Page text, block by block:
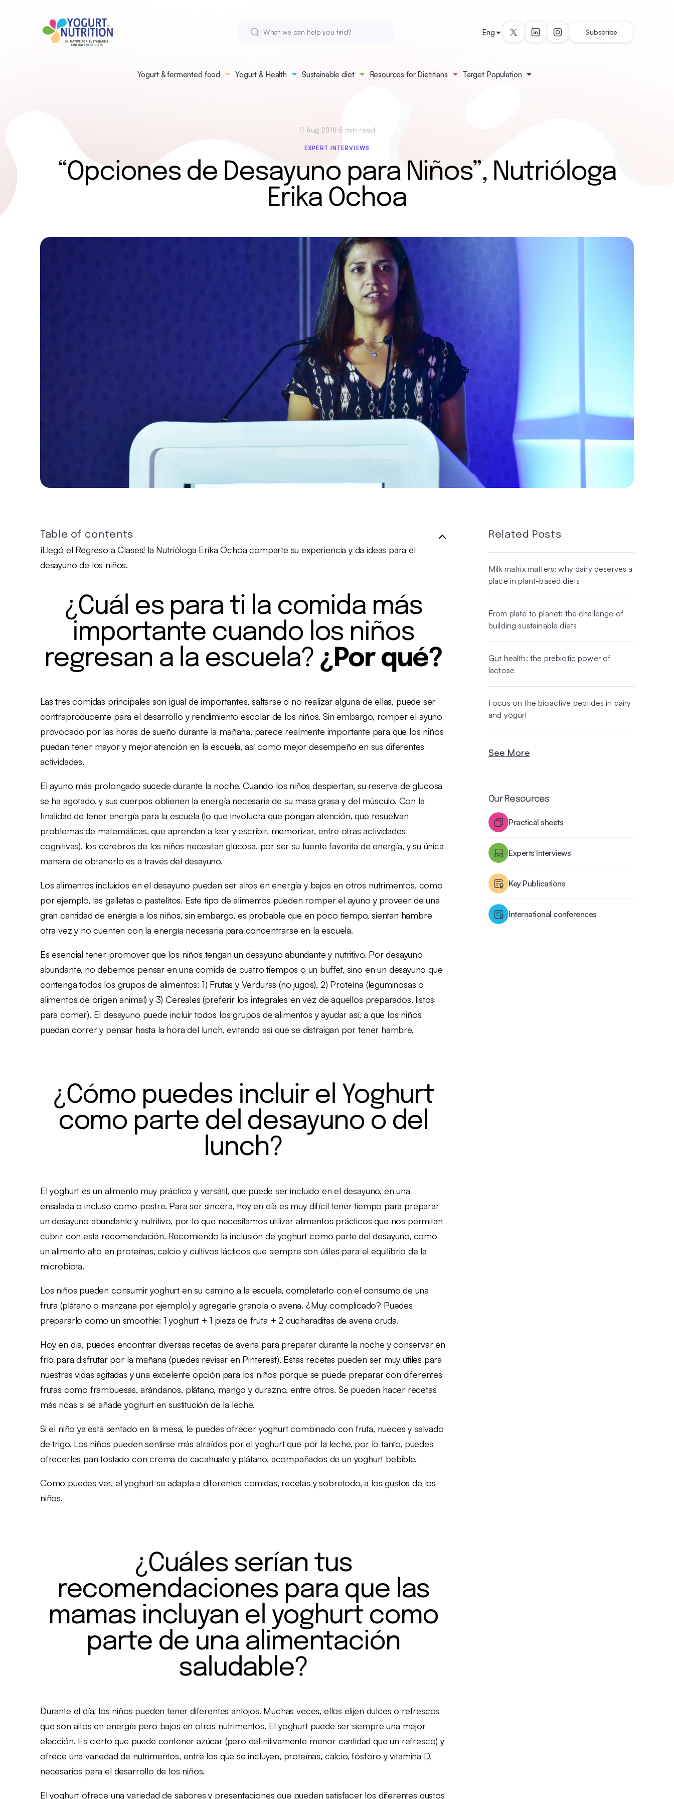
Yogurt & fermented food Yogurt & Health Sustainable diet Resources for Dietitians Target Population
Eng Subscribe
11 Aug 2016• 6 min read
EXPERT INTERVIEWS
“Opciones de Desayuno para Niños”, Nutrióloga
Erika Ochoa
Table of contents
¡Llegó el Regreso a Clases! la Nutrióloga Erika Ochoa comparte su experiencia y da ideas para el
desayuno de los niños.
¿Cuál es para ti la comida más
importante cuando los niños
regresan a la escuela? ¿Por qué?
Las tres comidas principales son igual de importantes, saltarse o no realizar alguna de ellas, puede ser
contraproducente para el desarrollo y rendimiento escolar de los niños. Sin embargo, romper el ayuno
provocado por las horas de sueño durante la mañana, parece realmente importante para que los niños
puedan tener mayor y mejor atención en la escuela, así como mejor desempeño en sus diferentes
actividades.
El ayuno más prolongado sucede durante la noche. Cuando los niños despiertan, su reserva de glucosa
se ha agotado, y sus cuerpos obtienen la energía necesaria de su masa grasa y del músculo. Con la
finalidad de tener energía para la escuela (lo que involucra que pongan atención, que resuelvan
problemas de matemáticas, que aprendan a leer y escribir, memorizar, entre otras actividades
cognitivas), los cerebros de los niños necesitan glucosa, por ser su fuente favorita de energía, y su única
manera de obtenerlo es a través del desayuno.
Los alimentos incluidos en el desayuno pueden ser altos en energía y bajos en otros nutrimentos, como
por ejemplo, las galletas o pastelitos. Este tipo de alimentos pueden romper el ayuno y proveer de una
gran cantidad de energía a los niños, sin embargo, es probable que en poco tiempo, sientan hambre
otra vez y no cuenten con la energía necesaria para concentrarse en la escuela.
Es esencial tener promover que los niños tengan un desayuno abundante y nutritivo. Por desayuno
abundante, no debemos pensar en una comida de cuatro tiempos o un buffet, sino en un desayuno que
contenga todos los grupos de alimentos: 1) Frutas y Verduras (no jugos), 2) Proteína (leguminosas o
alimentos de origen animal) y 3) Cereales (preferir los integrales en vez de aquellos preparados, listos
para comer). El desayuno puede incluir todos los grupos de alimentos y ayudar así, a que los niños
puedan correr y pensar hasta la hora del lunch, evitando así que se distraigan por tener hambre.
¿Cómo puedes incluir el Yoghurt
como parte del desayuno o del
lunch?
El yoghurt es un alimento muy práctico y versátil, que puede ser incluido en el desayuno, en una
ensalada o incluso como postre. Para ser sincera, hoy en día es muy difícil tener tiempo para preparar
un desayuno abundante y nutritivo, por lo que necesitamos utilizar alimentos prácticos que nos permitan
cubrir con esta recomendación. Recomiendo la inclusión de yoghurt como parte del desayuno, como
un alimento alto en proteínas, calcio y cultivos lácticos que siempre son útiles para el equilibrio de la
microbiota.
Los niños pueden consumir yoghurt en su camino a la escuela, completarlo con el consumo de una
fruta (plátano o manzana por ejemplo) y agregarle granola o avena. ¿Muy complicado? Puedes
prepararlo como un smoothie: 1 yoghurt + 1 pieza de fruta + 2 cucharaditas de avena cruda.
Hoy en día, puedes encontrar diversas recetas de avena para preparar durante la noche y conservar en
frío para disfrutar por la mañana (puedes revisar en Pinterest). Estas recetas pueden ser muy útiles para
nuestras vidas agitadas y una excelente opción para los niños porque se puede preparar con diferentes
frutas como frambuesas, arándanos, plátano, mango y durazno, entre otros. Se pueden hacer recetas
más ricas si se añade yoghurt en sustitución de la leche.
Si el niño ya está sentado en la mesa, le puedes ofrecer yoghurt combinado con fruta, nueces y salvado
de trigo. Los niños pueden sentirse más atraídos por el yoghurt que por la leche, por lo tanto, puedes
ofrecerles pan tostado con crema de cacahuate y plátano, acompañados de un yoghurt bebible.
Como puedes ver, el yoghurt se adapta a diferentes comidas, recetas y sobretodo, a los gustos de los
niños.
¿Cuáles serían tus
recomendaciones para que las
mamas incluyan el yoghurt como
parte de una alimentación
saludable?
Durante el día, los niños pueden tener diferentes antojos. Muchas veces, ellos elijen dulces o refrescos
que son altos en energía pero bajos en otros nutrimentos. El yoghurt puede ser siempre una mejor
elección. Es cierto que puede contener azúcar (pero definitivamente menor cantidad que un refresco) y
ofrece una variedad de nutrimentos, entre los que se incluyen, proteínas, calcio, fósforo y vitamina D,
necesarios para el desarrollo de los niños.
El yoghurt ofrece una variedad de sabores y presentaciones que pueden satisfacer los diferentes gustos
Related Posts
Milk matrix matters: why dairy deserves a
place in plant-based diets
From plate to planet: the challenge of
building sustainable diets
Gut health: the prebiotic power of
lactose
Focus on the bioactive peptides in dairy
and yogurt
See More
Our Resources
Practical sheets
Experts Interviews
Key Publications
International conferences